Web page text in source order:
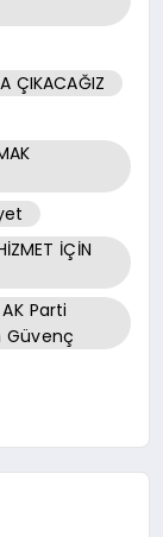
ÇIKACAĞIZ
İÇİN
Parti
Güvenç